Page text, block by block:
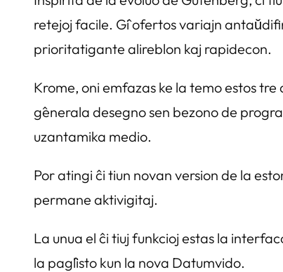
retejoj facile. Ĝi ofertos variajn
prioritatigante alireblon kaj rapidecon.
Krome, oni emfazas ke la temo estos
ĝenerala desegno sen bezono de
uzantamika medio.
Por atingi ĉi tiun novan version de la
permane aktivigitaj.
La unua el ĉi tiuj funkcioj estas la
la paĝlisto kun la nova Datumvido.